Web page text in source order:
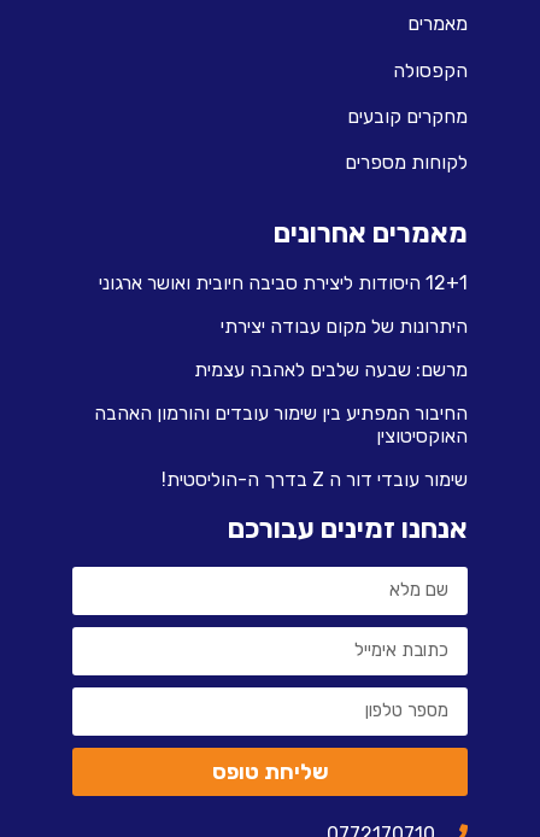
מאמרים
הקפסולה
מחקרים קובעים
לקוחות מספרים
מאמרים אחרונים
12+1 היסודות ליצירת סביבה חיובית ואושר ארגוני
היתרונות של מקום עבודה יצירתי
מרשם: שבעה שלבים לאהבה עצמית
החיבור המפתיע בין שימור עובדים והורמון האהבה
האוקסיטוצין
שימור עובדי דור ה Z בדרך ה-הוליסטית!
אנחנו זמינים עבורכם
שליחת טופס